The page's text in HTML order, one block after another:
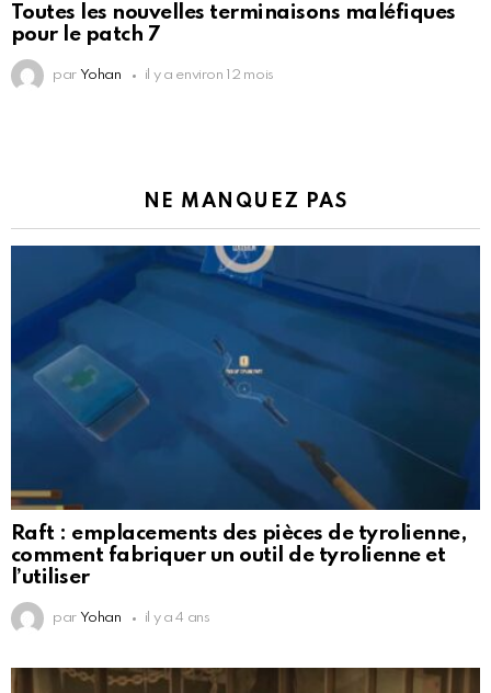
Toutes les nouvelles terminaisons maléfiques
pour le patch 7
par Yohan il y a environ 12 mois
NE MANQUEZ PAS
Raft : emplacements des pièces de tyrolienne,
comment fabriquer un outil de tyrolienne et
l’utiliser
par Yohan il y a 4 ans